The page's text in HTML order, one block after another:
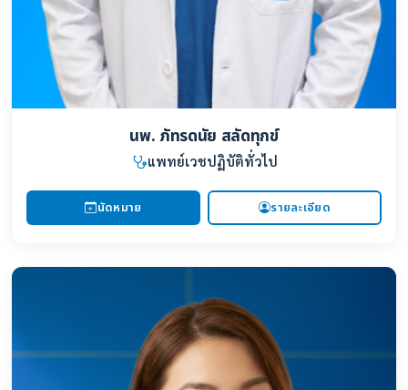
นพ. ภัทรดนัย สลัดทุกข์
แพทย์เวชปฏิบัติทั่วไป
นัดหมาย รายละเอียด